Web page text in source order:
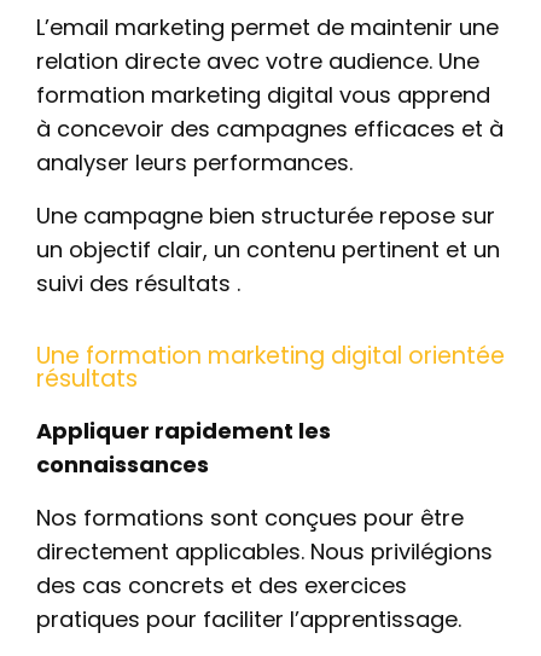
L’email marketing permet de maintenir une
relation directe avec votre audience. Une
formation marketing digital vous apprend
à concevoir des campagnes efficaces et à
analyser leurs performances.
Une campagne bien structurée repose sur
un objectif clair, un contenu pertinent et un
suivi des résultats .
Une formation marketing digital orientée
résultats
Appliquer rapidement les
connaissances
Nos formations sont conçues pour être
directement applicables. Nous privilégions
des cas concrets et des exercices
pratiques pour faciliter l’apprentissage.